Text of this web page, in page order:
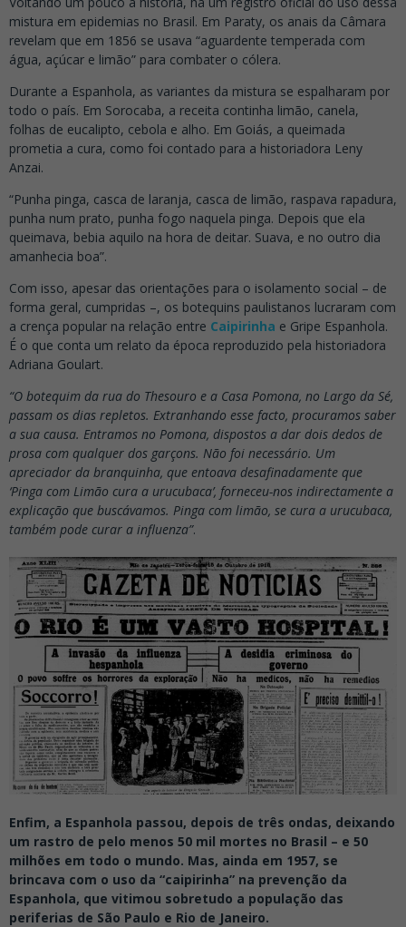
mistura em epidemias no Brasil. Em Paraty, os anais da Câmara
revelam que em 1856 se usava “aguardente temperada com
água, açúcar e limão” para combater o cólera.
Durante a Espanhola, as variantes da mistura se espalharam por
todo o país. Em Sorocaba, a receita continha limão, canela,
folhas de eucalipto, cebola e alho. Em Goiás, a queimada
prometia a cura, como foi contado para a historiadora Leny
Anzai.
“Punha pinga, casca de laranja, casca de limão, raspava rapadura,
punha num prato, punha fogo naquela pinga. Depois que ela
queimava, bebia aquilo na hora de deitar. Suava, e no outro dia
amanhecia boa”.
Com isso, apesar das orientações para o isolamento social – de
forma geral, cumpridas –, os botequins paulistanos lucraram com
a crença popular na relação entre Caipirinha e Gripe Espanhola.
É o que conta um relato da época reproduzido pela historiadora
Adriana Goulart.
“O botequim da rua do Thesouro e a Casa Pomona, no Largo da Sé,
passam os dias repletos. Extranhando esse facto, procuramos saber
a sua causa. Entramos no Pomona, dispostos a dar dois dedos de
prosa com qualquer dos garçons. Não foi necessário. Um
apreciador da branquinha, que entoava desafinadamente que
‘Pinga com Limão cura a urucubaca’, forneceu-nos indirectamente a
explicação que buscávamos. Pinga com limão, se cura a urucubaca,
também pode curar a influenza”.
Enfim, a Espanhola passou, depois de três ondas, deixando
um rastro de pelo menos 50 mil mortes no Brasil – e 50
milhões em todo o mundo. Mas, ainda em 1957, se
brincava com o uso da “caipirinha” na prevenção da
Espanhola, que vitimou sobretudo a população das
periferias de São Paulo e Rio de Janeiro.